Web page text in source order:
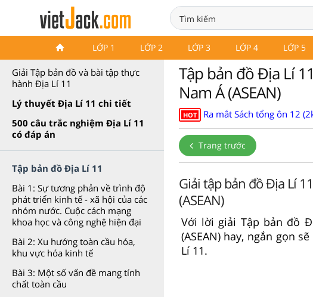
LỚP 1 LỚP 2 LỚP 3 LỚP 4 LỚP 5
Giải Tập bản đồ và bài tập
thực hành Địa Lí 11
Giải Tập bản đồ và bài tập thực
hành Địa Lí 11
Lý thuyết Địa Lí 11 chi tiết
500 câu trắc nghiệm Địa Lí 11
có đáp án
Tập bản đồ Địa Lí 11
Bài 1: Sự tương phản về trình độ
phát triển kinh tế - xã hội của các
nhóm nước. Cuộc cách mạng
khoa học và công nghệ hiện đại
Bài 2: Xu hướng toàn cầu hóa,
khu vực hóa kinh tế
Bài 3: Một số vấn đề mang tính
chất toàn cầu
Tập bản đồ Địa Lí
Nam Á (ASEAN)
HOT Ra mắt Sách tổng ôn 12
Trang trước
Giải tập bản đồ Địa Lí
(ASEAN)
Với lời giải Tập bản đồ
(ASEAN) hay, ngắn gọn
Lí 11.